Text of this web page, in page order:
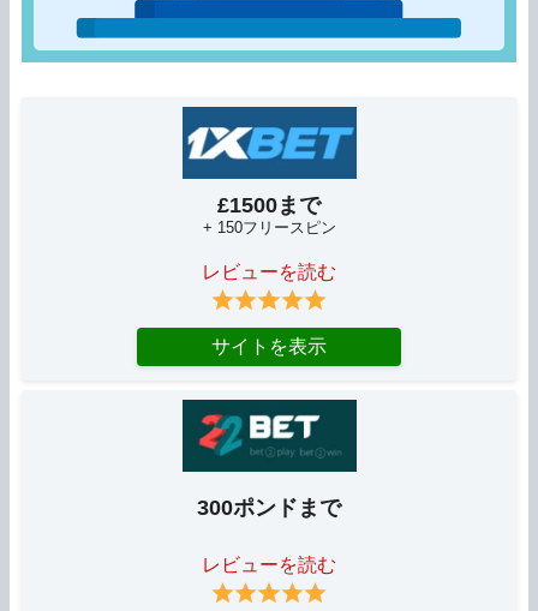
£1500まで
+ 150フリースピン
レビューを読む
サイトを表示
300ポンドまで
レビューを読む